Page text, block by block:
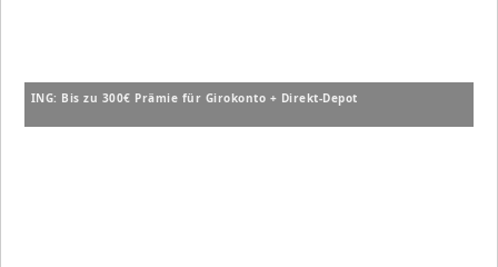
ING: Bis zu 300€ Prämie für Girokonto + Direkt-Depot